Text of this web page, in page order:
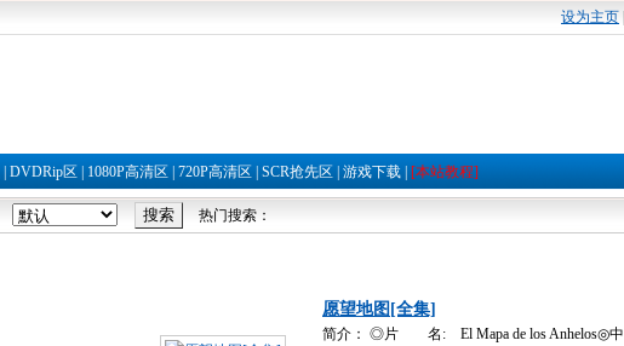
设为主页
DVDRip区 1080P高清区 720P高清区 SCR抢先区 游戏下载 [本站教程]
热门搜索：
愿望地图[全集]
简介： ◎片 名: El Mapa de los Anhelos◎中